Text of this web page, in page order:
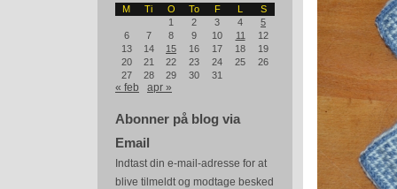
M
Ti O To F L
S
1
2 3 4
5
6
7 8 9 10 11
12
13
14 15 16 17 18
19
20
21 22 23 24 25
26
27
28 29 30 31
« feb apr »
Abonner på blog via
Email
Indtast din e-mail-adresse for at
blive tilmeldt og modtage besked